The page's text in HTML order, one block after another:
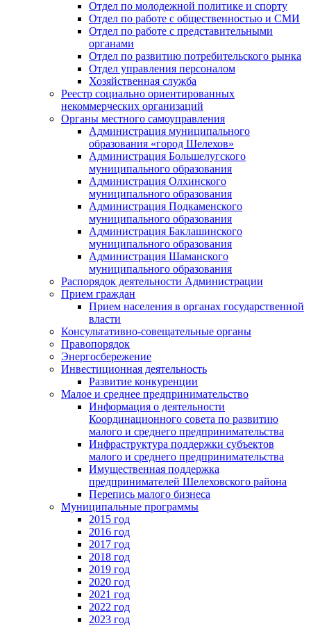
Отдел по молодежной политике и спорту
Отдел по работе с общественностью и СМИ
Отдел по работе с представительными
органами
Отдел по развитию потребительского рынка
Отдел управления персоналом
Хозяйственная служба
Реестр социально ориентированных
некоммерческих организаций
Органы местного самоуправления
Администрация муниципального
образования «город Шелехов»
Администрация Большелугского
муниципального образования
Администрация Олхинского
муниципального образования
Администрация Подкаменского
муниципального образования
Администрация Баклашинского
муниципального образования
Администрация Шаманского
муниципального образования
Распорядок деятельности Администрации
Прием граждан
Прием населения в органах государственной
власти
Консультативно-совещательные органы
Правопорядок
Энергосбережение
Инвестиционная деятельность
Развитие конкуренции
Малое и среднее предпринимательство
Информация о деятельности
Координационного совета по развитию
малого и среднего предпринимательства
Инфраструктура поддержки субъектов
малого и среднего предпринимательства
Имущественная поддержка
предпринимателей Шелеховского района
Перепись малого бизнеса
Муниципальные программы
2015 год
2016 год
2017 год
2018 год
2019 год
2020 год
2021 год
2022 год
2023 год